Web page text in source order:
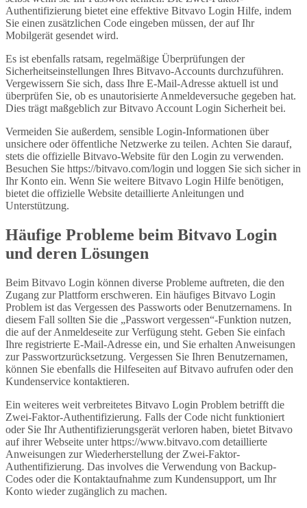
Authentifizierung bietet eine effektive Bitvavo Login Hilfe, indem
Sie einen zusätzlichen Code eingeben müssen, der auf Ihr
Mobilgerät gesendet wird.
Es ist ebenfalls ratsam, regelmäßige Überprüfungen der
Sicherheitseinstellungen Ihres Bitvavo-Accounts durchzuführen.
Vergewissern Sie sich, dass Ihre E-Mail-Adresse aktuell ist und
überprüfen Sie, ob es unautorisierte Anmeldeversuche gegeben hat.
Dies trägt maßgeblich zur Bitvavo Account Login Sicherheit bei.
Vermeiden Sie außerdem, sensible Login-Informationen über
unsichere oder öffentliche Netzwerke zu teilen. Achten Sie darauf,
stets die offizielle Bitvavo-Website für den Login zu verwenden.
Besuchen Sie https://bitvavo.com/login und loggen Sie sich sicher in
Ihr Konto ein. Wenn Sie weitere Bitvavo Login Hilfe benötigen,
bietet die offizielle Website detaillierte Anleitungen und
Unterstützung.
Häufige Probleme beim Bitvavo Login
und deren Lösungen
Beim Bitvavo Login können diverse Probleme auftreten, die den
Zugang zur Plattform erschweren. Ein häufiges Bitvavo Login
Problem ist das Vergessen des Passworts oder Benutzernamens. In
diesem Fall sollten Sie die „Passwort vergessen“-Funktion nutzen,
die auf der Anmeldeseite zur Verfügung steht. Geben Sie einfach
Ihre registrierte E-Mail-Adresse ein, und Sie erhalten Anweisungen
zur Passwortzurücksetzung. Vergessen Sie Ihren Benutzernamen,
können Sie ebenfalls die Hilfeseiten auf Bitvavo aufrufen oder den
Kundenservice kontaktieren.
Ein weiteres weit verbreitetes Bitvavo Login Problem betrifft die
Zwei-Faktor-Authentifizierung. Falls der Code nicht funktioniert
oder Sie Ihr Authentifizierungsgerät verloren haben, bietet Bitvavo
auf ihrer Webseite unter https://www.bitvavo.com detaillierte
Anweisungen zur Wiederherstellung der Zwei-Faktor-
Authentifizierung. Das involves die Verwendung von Backup-
Codes oder die Kontaktaufnahme zum Kundensupport, um Ihr
Konto wieder zugänglich zu machen.